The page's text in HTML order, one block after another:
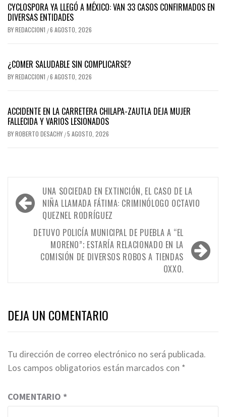
CYCLOSPORA YA LLEGÓ A MÉXICO: VAN 33 CASOS CONFIRMADOS EN
DIVERSAS ENTIDADES
BYREDACCION1 /6 AGOSTO, 2026
¿COMER SALUDABLE SIN COMPLICARSE?
BYREDACCION1 /6 AGOSTO, 2026
ACCIDENTE EN LA CARRETERA CHILAPA-ZAUTLA DEJA MUJER
FALLECIDA Y VARIOS LESIONADOS
BYROBERTO DESACHY /5 AGOSTO, 2026
Navegación
de
entradas
UNA SOCIEDAD EN EXTINCIÓN, EL CASO DE LA
NIÑA LLAMADA FÁTIMA: CRIMINÓLOGO OCTAVIO
QUEZNEL RODRÍGUEZ
DETUVO POLICÍA MUNICIPAL DE PUEBLA A “EL
MORENO”; ESTARÍA RELACIONADO EN LA
COMISIÓN DE DIVERSOS ROBOS A TIENDAS
OXXO.
DEJA UN COMENTARIO
Tu dirección de correo electrónico no será publicada.
Los campos obligatorios están marcados con *
COMENTARIO *